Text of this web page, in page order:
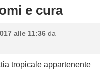
e cura
alle 11:36 da
tropicale appartenente